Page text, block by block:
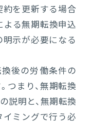
約を更新する場合
よる無期転換申込
示が必要になる
後の労働条件の
つまり、無期転換
説明と、無期転換
ミングで行う必